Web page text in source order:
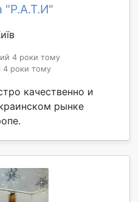
"Р.А.Т.И"
4 роки тому
4 роки тому
качественно и
рынке